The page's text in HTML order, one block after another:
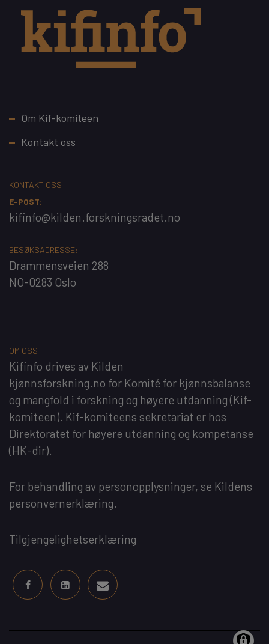
Footer
Om Kif-komiteen
Kontakt oss
KONTAKT OSS
E-POST:
kifinfo@kilden.forskningsradet.no
BESØKSADRESSE:
Drammensveien 288
NO-0283 Oslo
OM OSS
Kifinfo drives av Kilden
kjønnsforskning.no for Komité for kjønnsbalanse
og mangfold i forskning og høyere utdanning(Kif-
komiteen). Kif-komiteens sekretariat er hos
Direktoratet for høyere utdanning og kompetanse
(HK-dir).
For behandling av personopplysninger, se Kildens
personvernerklæring.
Tilgjengelighetserklæring